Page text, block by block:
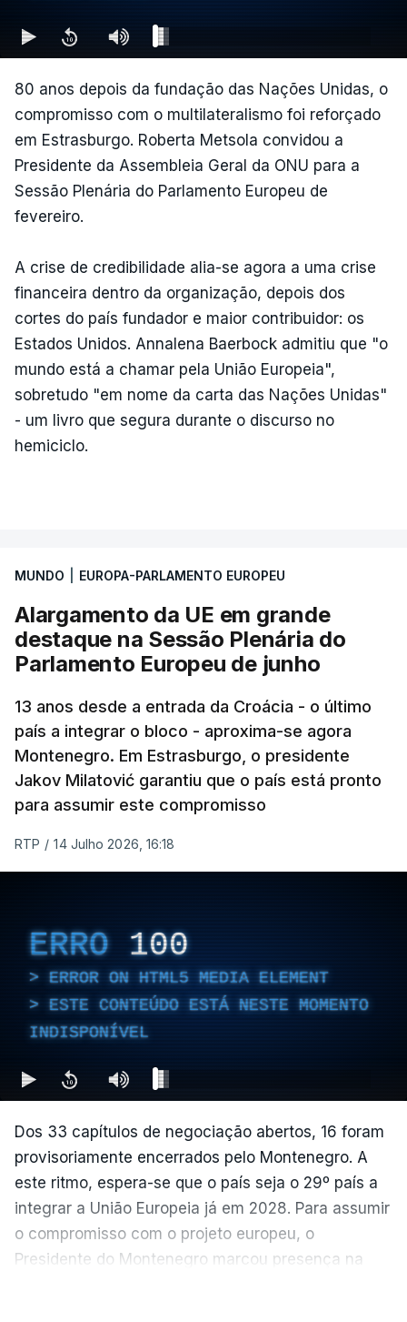
80 anos depois da fundação das Nações Unidas, o
compromisso com o multilateralismo foi reforçado
em Estrasburgo. Roberta Metsola convidou a
Presidente da Assembleia Geral da ONU para a
Sessão Plenária do Parlamento Europeu de
fevereiro.
A crise de credibilidade alia-se agora a uma crise
financeira dentro da organização, depois dos
cortes do país fundador e maior contribuidor: os
Estados Unidos. Annalena Baerbock admitiu que "o
mundo está a chamar pela União Europeia",
sobretudo "em nome da carta das Nações Unidas"
- um livro que segura durante o discurso no
hemiciclo.
MUNDO EUROPA-PARLAMENTO EUROPEU
Alargamento da UE em grande
destaque na Sessão Plenária do
Parlamento Europeu de junho
13 anos desde a entrada da Croácia - o último
país a integrar o bloco - aproxima-se agora
Montenegro. Em Estrasburgo, o presidente
Jakov Milatović garantiu que o país está pronto
para assumir este compromisso
RTP / 14 Julho 2026, 16:18
ERRO 100
ERROR ON HTML5 MEDIA ELEMENT
ESTE CONTEÚDO ESTÁ NESTE MOMENTO
INDISPONÍVEL
Dos 33 capítulos de negociação abertos, 16 foram
provisoriamente encerrados pelo Montenegro. A
este ritmo, espera-se que o país seja o 29º país a
integrar a União Europeia já em 2028. Para assumir
o compromisso com o projeto europeu, o
Presidente do Montenegro marcou presença na